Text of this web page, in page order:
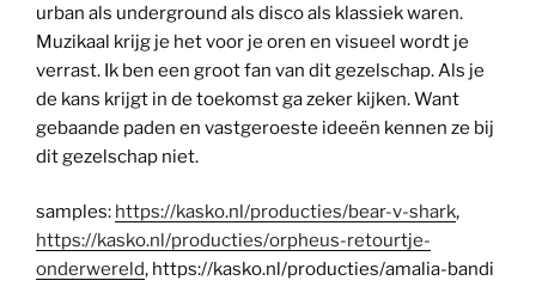
urban als underground als disco als klassiek waren.
Muzikaal krijg je het voor je oren en visueel wordt je
verrast. Ik ben een groot fan van dit gezelschap. Als je
de kans krijgt in de toekomst ga zeker kijken. Want
gebaande paden en vastgeroeste ideeën kennen ze bij
dit gezelschap niet.
samples: https://kasko.nl/producties/bear-v-shark,
https://kasko.nl/producties/orpheus-retourtje-
onderwereld, https://kasko.nl/producties/amalia-bandi